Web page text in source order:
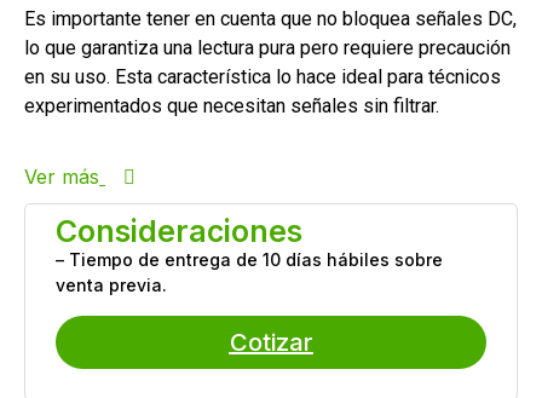
Es importante tener en cuenta que no bloquea señales DC,
lo que garantiza una lectura pura pero requiere precaución
en su uso. Esta característica lo hace ideal para técnicos
experimentados que necesitan señales sin filtrar.
Ver más
Consideraciones
– Tiempo de entrega de 10 días hábiles sobre
venta previa.
Cotizar